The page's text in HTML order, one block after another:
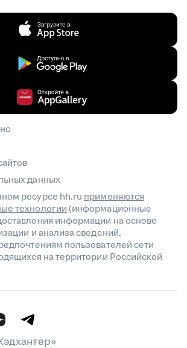
данных
ресурсе hh.ru применяются
технологии(информационные
информации на основе
и анализа сведений,
пользователей сети
на территории Российской